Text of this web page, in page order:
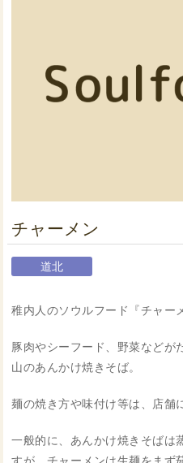
チャーメン
道北
稚内人のソウルフード『チャー
豚肉やシーフード、野菜などが
山のあんかけ焼きそば。
麺の焼き方や味付け等は、店舗
一般的に、あんかけ焼きそばは